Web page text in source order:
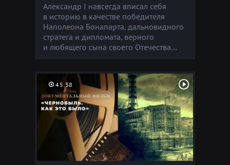
Александр I навсегда вписал себя
в историю в качестве победителя
Наполеона Бонапарта, дальновидного
стратега и дипломата, верного
и любящего сына своего Отечества…
45:38